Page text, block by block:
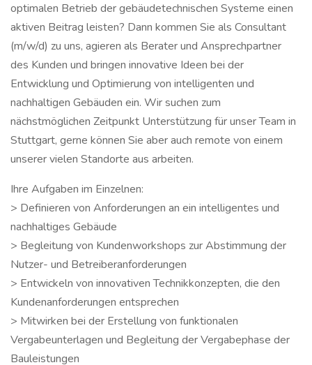
optimalen Betrieb der gebäudetechnischen Systeme einen
aktiven Beitrag leisten? Dann kommen Sie als Consultant
(m/w/d) zu uns, agieren als Berater und Ansprechpartner
des Kunden und bringen innovative Ideen bei der
Entwicklung und Optimierung von intelligenten und
nachhaltigen Gebäuden ein. Wir suchen zum
nächstmöglichen Zeitpunkt Unterstützung für unser Team in
Stuttgart, gerne können Sie aber auch remote von einem
unserer vielen Standorte aus arbeiten.
Ihre Aufgaben im Einzelnen:
> Definieren von Anforderungen an ein intelligentes und
nachhaltiges Gebäude
> Begleitung von Kundenworkshops zur Abstimmung der
Nutzer- und Betreiberanforderungen
> Entwickeln von innovativen Technikkonzepten, die den
Kundenanforderungen entsprechen
> Mitwirken bei der Erstellung von funktionalen
Vergabeunterlagen und Begleitung der Vergabephase der
Bauleistungen